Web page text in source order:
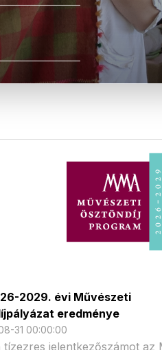
2029. évi Művészeti
eredménye
31 00:00:00
tízezres jelentkezőszámot az